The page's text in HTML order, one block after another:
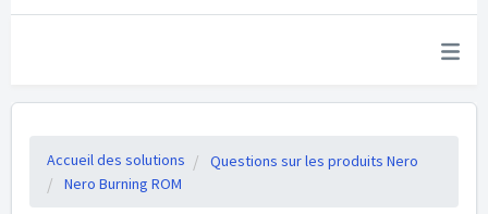
Accueil des solutions
Questions sur les produits Nero
Nero Burning ROM